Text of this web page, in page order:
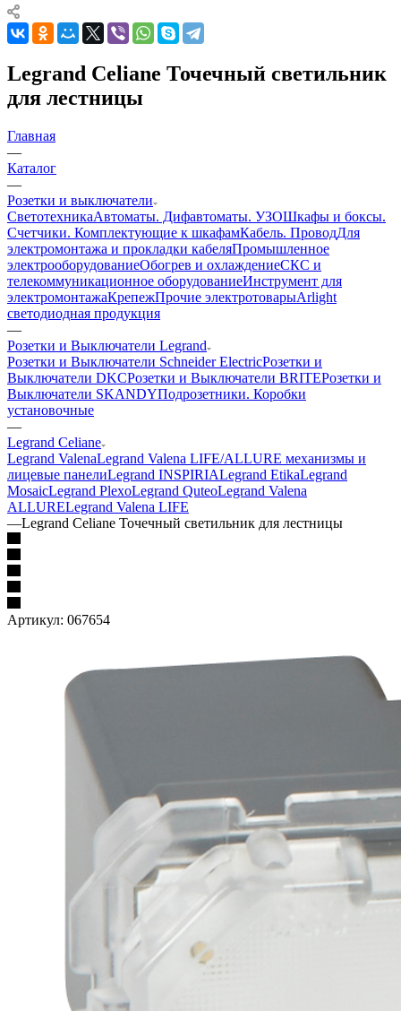
Legrand Celiane Точечный светильник
для лестницы
Главная
—
Каталог
—
Розетки и выключатели
СветотехникаАвтоматы. Дифавтоматы. УЗОШкафы и боксы.
Счетчики. Комплектующие к шкафамКабель. ПроводДля
электромонтажа и прокладки кабеляПромышленное
электрооборудованиеОбогрев и охлаждениеСКС и
телекоммуникационное оборудованиеИнструмент для
электромонтажаКрепежПрочие электротоварыArlight
светодиодная продукция
—
Розетки и Выключатели Legrand
Розетки и Выключатели Schneider ElectricРозетки и
Выключатели DKCРозетки и Выключатели BRITEРозетки и
Выключатели SKANDYПодрозетники. Коробки
установочные
—
Legrand Celiane
Legrand ValenaLegrand Valena LIFE/ALLURE механизмы и
лицевые панелиLegrand INSPIRIALegrand EtikaLegrand
MosaicLegrand PlexoLegrand QuteoLegrand Valena
ALLURELegrand Valena LIFE
—Legrand Celiane Точечный светильник для лестницы
Артикул: 067654